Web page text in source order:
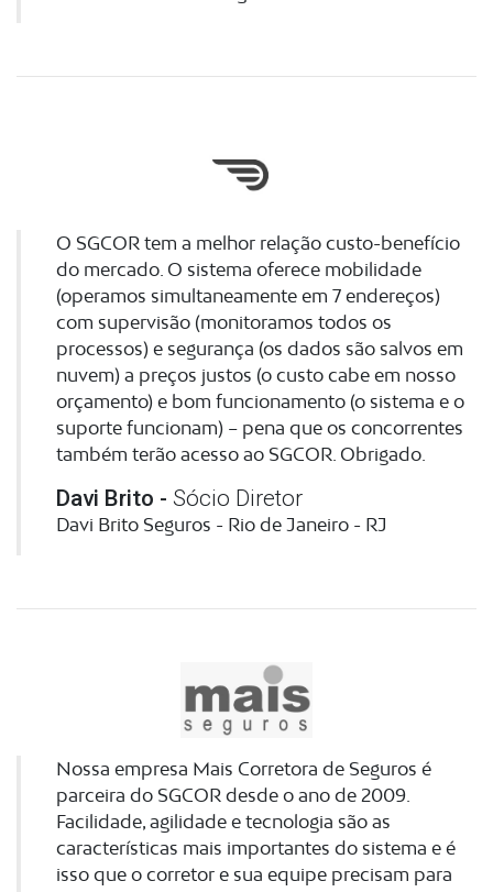
O SGCOR tem a melhor relação custo-benefício
do mercado. O sistema oferece mobilidade
(operamos simultaneamente em 7 endereços)
com supervisão (monitoramos todos os
processos) e segurança (os dados são salvos em
nuvem) a preços justos (o custo cabe em nosso
orçamento) e bom funcionamento (o sistema e o
suporte funcionam) – pena que os concorrentes
também terão acesso ao SGCOR. Obrigado.
Davi Brito - Sócio Diretor
Davi Brito Seguros - Rio de Janeiro - RJ
Nossa empresa Mais Corretora de Seguros é
parceira do SGCOR desde o ano de 2009.
Facilidade, agilidade e tecnologia são as
características mais importantes do sistema e é
isso que o corretor e sua equipe precisam para